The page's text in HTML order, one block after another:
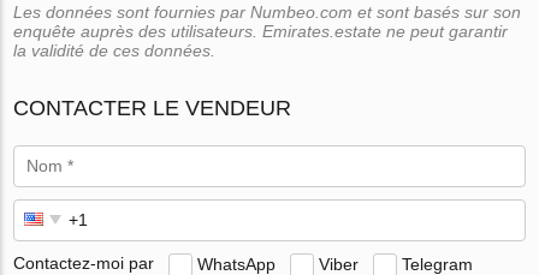
Les données sont fournies par Numbeo.com et sont basés sur son
enquête auprès des utilisateurs. Emirates.estate ne peut garantir
la validité de ces données.
CONTACTER LE VENDEUR
Contactez-moi par WhatsApp Viber Telegram